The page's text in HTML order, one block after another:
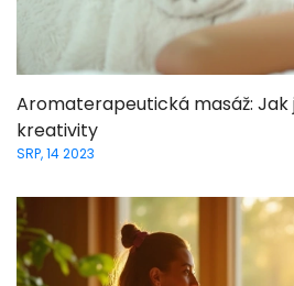
Aromaterapeutická masáž:
kreativity
SRP, 14 2023